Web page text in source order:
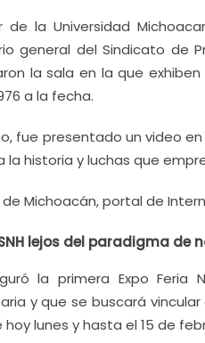
de la Universidad
general del Sindicato de
la sala en la que
a la fecha.
fue presentado un video
la historia y luchas que
Michoacán, portal de
lejos del paradigma de
la primera Expo Feria
y que se buscará
lunes y hasta el 15 de